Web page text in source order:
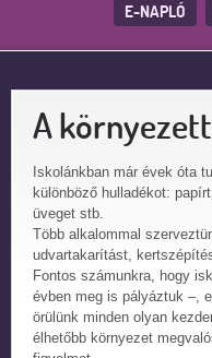
E-NAPLÓ
A
Iskolánkban már évek óta
különböző hulladékot:
üveget stb.
Több alkalommal
udvartakarítást,
Fontos számunkra, hogy
évben meg is pályáztuk –,
örülünk minden olyan
élhetőbb környezet